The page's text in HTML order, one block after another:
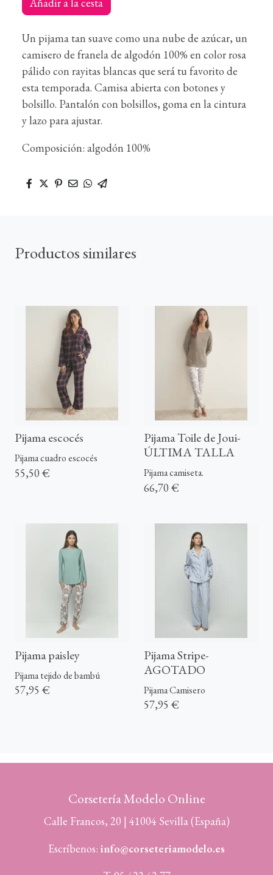
Un pijama tan suave como una nube de azúcar, un
camisero de franela de algodón 100% en color rosa
pálido con rayitas blancas que será tu favorito de
esta temporada. Camisa abierta con botones y
bolsillo. Pantalón con bolsillos, goma en la cintura
y lazo para ajustar.
Composición: algodón 100%
Productos similares
Pijama escocés
Pijama cuadro escocés
55,50 €
Pijama Toile de Joui-
ÚLTIMA TALLA
Pijama camiseta.
66,70 €
Pijama paisley
Pijama tejido de bambú
57,95 €
Pijama Stripe-
AGOTADO
Pijama Camisero
57,95 €
Corsetería Modelo Online
Calle Francos, 20 | 41004 Sevilla (España)
Escríbenos: info@corseteriamodelo.es